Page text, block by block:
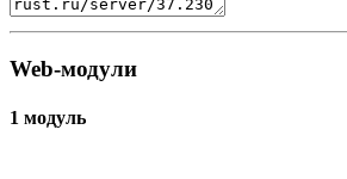
Web-модули
1 модуль